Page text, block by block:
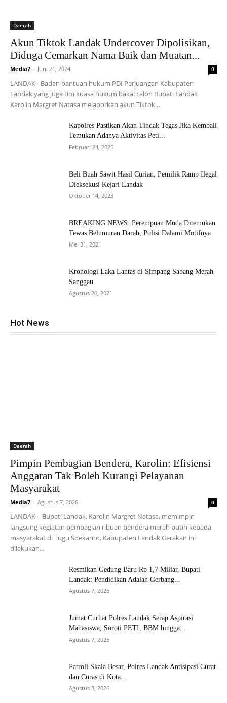
Daerah
Akun Tiktok Landak Undercover Dipolisikan,
Diduga Cemarkan Nama Baik dan Muatan...
Media7 - Juni 21, 2024 0
LANDAK - Badan bantuan hukum PDI Perjuangan Kabupaten
Landak yang juga tim kuasa hukum bakal calon Bupati Landak
Karolin Margret Natasa melaporkan akun Tiktok...
Kapolres Pastikan Akan Tindak Tegas Jika Kembali
Temukan Adanya Aktivitas Peti...
Februari 24, 2025
Beli Buah Sawit Hasil Curian, Pemilik Ramp Ilegal
Dieksekusi Kejari Landak
Oktober 14, 2023
BREAKING NEWS: Perempuan Muda Ditemukan
Tewas Belumuran Darah, Polisi Dalami Motifnya
Mei 31, 2021
Kronologi Laka Lantas di Simpang Sabang Merah
Sanggau
Agustus 20, 2021
Hot News
Daerah
Pimpin Pembagian Bendera, Karolin: Efisiensi
Anggaran Tak Boleh Kurangi Pelayanan
Masyarakat
Media7 - Agustus 7, 2026 0
LANDAK - Bupati Landak, Karolin Margret Natasa, memimpin
langsung kegiatan pembagian ribuan bendera merah putih kepada
masyarakat di Tugu Soekarno, Kabupaten Landak.Gerakan ini
dilakukan...
Resmikan Gedung Baru Rp 1,7 Miliar, Bupati
Landak: Pendidikan Adalah Gerbang...
Agustus 7, 2026
Jumat Curhat Polres Landak Serap Aspirasi
Mahasiswa, Soroti PETI, BBM hingga...
Agustus 7, 2026
Patroli Skala Besar, Polres Landak Antisipasi Curat
dan Curas di Kota...
Agustus 3, 2026